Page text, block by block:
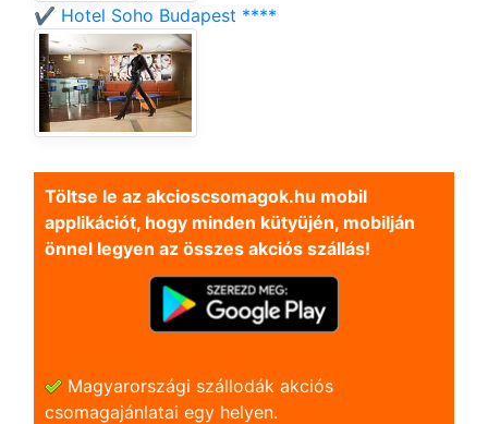
✔️ Hotel Soho Budapest ****
Töltse le az akcioscsomagok.hu mobil
applikációt, hogy minden kütyüjén, mobilján
önnel legyen az összes akciós szállás!
Magyarországi szállodák akciós
csomagajánlatai egy helyen.